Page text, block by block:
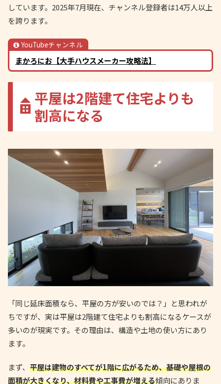
しています。2025年7月現在、チャンネル登録者は14万人以上
を誇ります。
YouTubeチャンネル
まかろにお【大手ハウスメーカー攻略法】
平屋は2階建て住宅よりも
割高になる
「同じ延床面積なら、平屋の方が安いのでは？」と思われが
ちですが、実は平屋は2階建て住宅よりも割高になるケースが
多いのが現実です。その理由は、構造や土地の使い方にあり
ます。
まず、 平屋は建物のすべてが1階に広がるため、基礎や屋根の
面積が大きくなり、材料費や工事費が増える傾向にありま